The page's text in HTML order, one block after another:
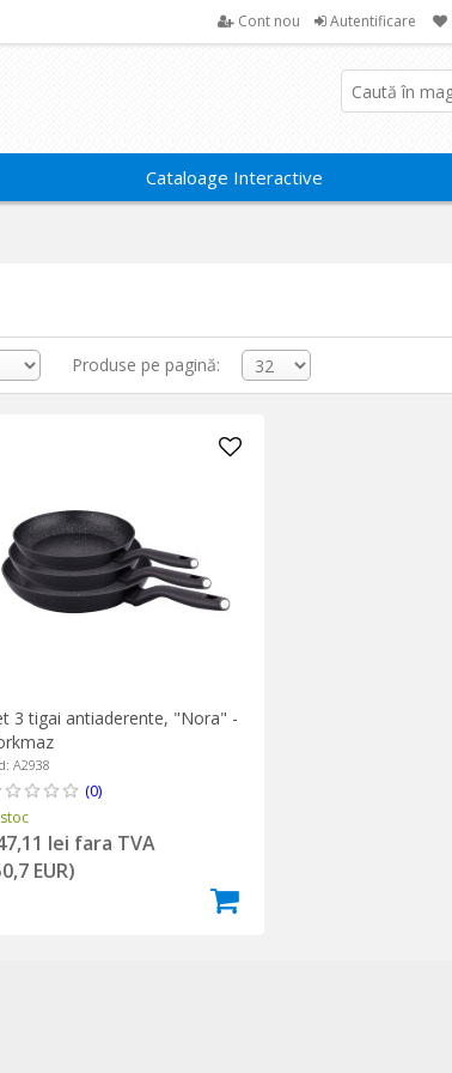
Cont nou Autentificare
Cataloage Interactive
Produse pe pagină:
3 tigai antiaderente, "Nora" -
A2938
(0)
lei fara TVA
EUR)